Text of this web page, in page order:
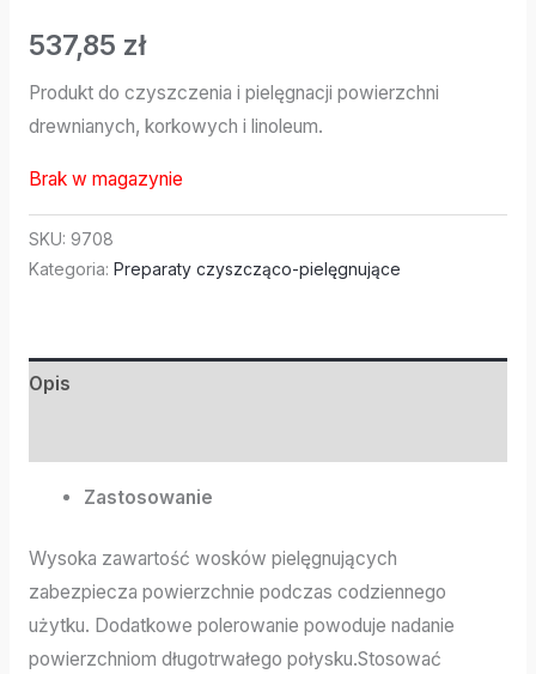
537,85 zł
Produkt do czyszczenia i pielęgnacji powierzchni
drewnianych, korkowych i linoleum.
Brak w magazynie
SKU: 9708
Kategoria: Preparaty czyszcząco-pielęgnujące
Opis
Zastosowanie
Wysoka zawartość wosków pielęgnujących
zabezpiecza powierzchnie podczas codziennego
użytku. Dodatkowe polerowanie powoduje nadanie
powierzchniom długotrwałego połysku.Stosować